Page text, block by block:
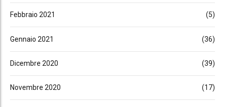
Febbraio 2021 (5)
Gennaio 2021 (36)
Dicembre 2020 (39)
Novembre 2020 (17)